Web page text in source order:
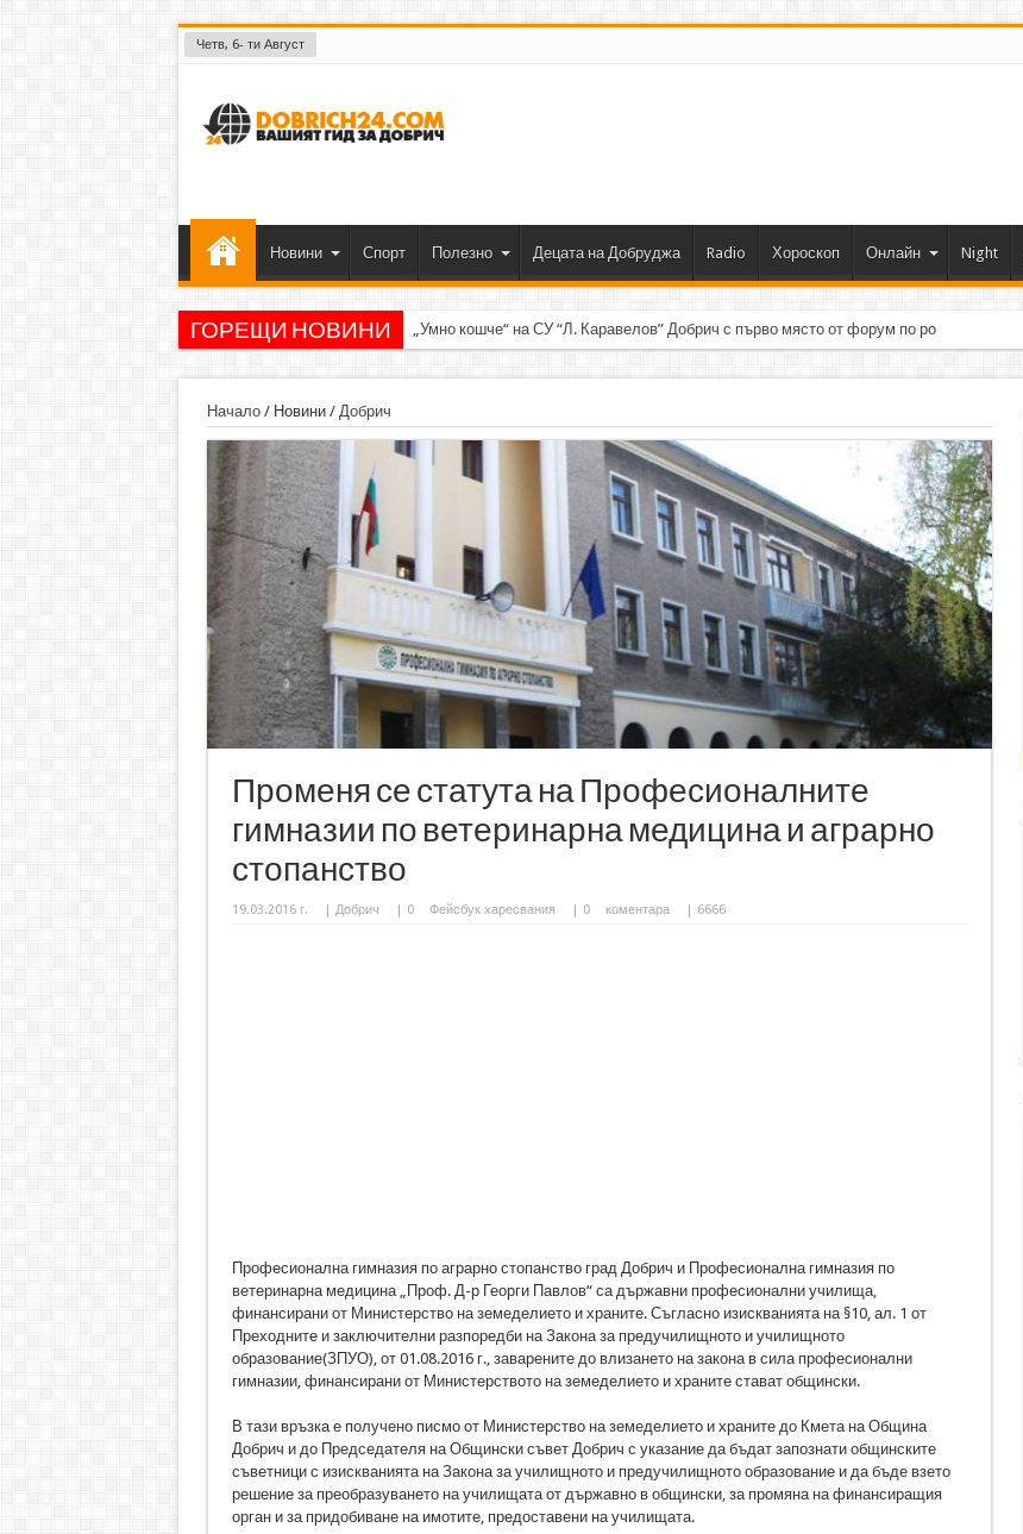
Четв, 6- ти Август
Новини Спорт Полезно Децата на Добруджа Radio Хороскоп Онлайн Night
ГОРЕЩИ НОВИНИ „Умно кошче“ на СУ “Л. Каравелов” Добрич с първо място от форум по роботика
Начало/ Новини/ Добрич
Променя се статута на Професионалните
гимназии по ветеринарна медицина и аграрно
стопанство
19.03.2016 г. Добрич 0 Фейсбук харесвания 0 коментара | 6666
Професионална гимназия по аграрно стопанство град Добрич и Професионална гимназия по
ветеринарна медицина „Проф. Д-р Георги Павлов“ са държавни професионални училища,
финансирани от Министерство на земеделието и храните. Съгласно изискванията на §10, ал. 1 от
Преходните и заключителни разпоредби на Закона за предучилищното и училищното
образование(ЗПУО), от 01.08.2016 г., заварените до влизането на закона в сила професионални
гимназии, финансирани от Министерството на земеделието и храните стават общински.
В тази връзка е получено писмо от Министерство на земеделието и храните до Кмета на Община
Добрич и до Председателя на Общински съвет Добрич с указание да бъдат запознати общинските
съветници с изискванията на Закона за училищното и предучилищното образование и да бъде взето
решение за преобразуването на училищата от държавно в общински, за промяна на финансиращия
орган и за придобиване на имотите, предоставени на училищата.